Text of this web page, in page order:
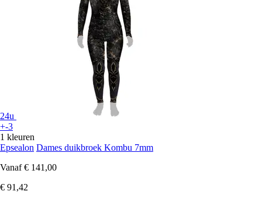
24u
+-3
1 kleuren
Epsealon Dames duikbroek Kombu 7mm
Vanaf € 141,00
€ 91,42